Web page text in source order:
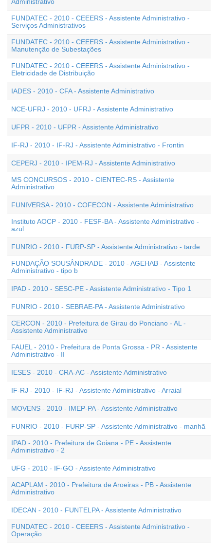
FUNDATEC - 2010 - CEEERS - Assistente Administrativo -
Serviços Administrativos
FUNDATEC - 2010 - CEEERS - Assistente Administrativo -
Manutenção de Subestações
FUNDATEC - 2010 - CEEERS - Assistente Administrativo -
Eletricidade de Distribuição
IADES - 2010 - CFA - Assistente Administrativo
NCE-UFRJ - 2010 - UFRJ - Assistente Administrativo
UFPR - 2010 - UFPR - Assistente Administrativo
IF-RJ - 2010 - IF-RJ - Assistente Administrativo - Frontin
CEPERJ - 2010 - IPEM-RJ - Assistente Administrativo
MS CONCURSOS - 2010 - CIENTEC-RS - Assistente
Administrativo
FUNIVERSA - 2010 - COFECON - Assistente Administrativo
Instituto AOCP - 2010 - FESF-BA - Assistente Administrativo -
azul
FUNRIO - 2010 - FURP-SP - Assistente Administrativo - tarde
FUNDAÇÃO SOUSÂNDRADE - 2010 - AGEHAB - Assistente
Administrativo - tipo b
IPAD - 2010 - SESC-PE - Assistente Administrativo - Tipo 1
FUNRIO - 2010 - SEBRAE-PA - Assistente Administrativo
CERCON - 2010 - Prefeitura de Girau do Ponciano - AL -
Assistente Administrativo
FAUEL - 2010 - Prefeitura de Ponta Grossa - PR - Assistente
Administrativo - II
IESES - 2010 - CRA-AC - Assistente Administrativo
IF-RJ - 2010 - IF-RJ - Assistente Administrativo - Arraial
MOVENS - 2010 - IMEP-PA - Assistente Administrativo
FUNRIO - 2010 - FURP-SP - Assistente Administrativo - manhã
IPAD - 2010 - Prefeitura de Goiana - PE - Assistente
Administrativo - 2
UFG - 2010 - IF-GO - Assistente Administrativo
ACAPLAM - 2010 - Prefeitura de Aroeiras - PB - Assistente
Administrativo
IDECAN - 2010 - FUNTELPA - Assistente Administrativo
FUNDATEC - 2010 - CEEERS - Assistente Administrativo -
Operação